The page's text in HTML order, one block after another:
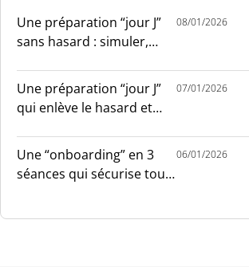
Une préparation “jour J”
sans hasard : simuler,
08/01/2026
Une préparation “jour J”
qui enlève le hasard et
07/01/2026
Une “onboarding” en 3
séances qui sécurise tout
06/01/2026